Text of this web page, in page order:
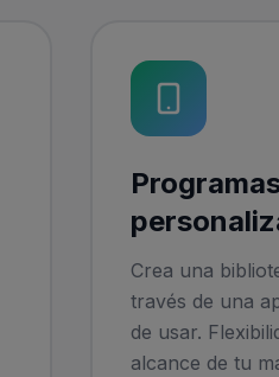
Crea una
través de una
de usar.
alcance de tu